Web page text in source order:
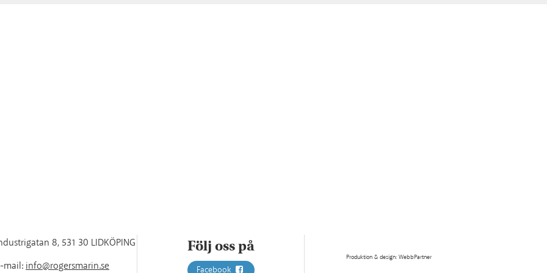
8, 531 30 LIDKÖPING
mail:info@rogersmarin.se
Följ oss på
Facebook
Produktion & design: WebbPartner